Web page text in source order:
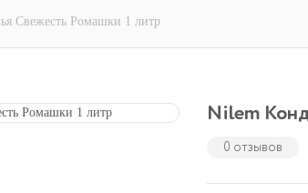
Свежесть Ромашки 1 литр
Nilem
0 отзывов